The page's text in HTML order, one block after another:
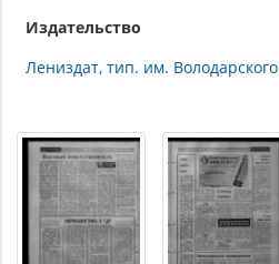
Издательство
Лениздат, тип. им. Володарского